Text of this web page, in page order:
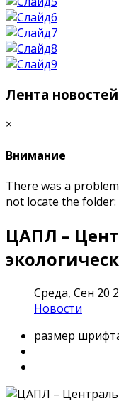
Лента новостей
×
Внимание
There was a
not locate the folder:
ЦАПЛ –
Среда, Сен 20
Новости
размер